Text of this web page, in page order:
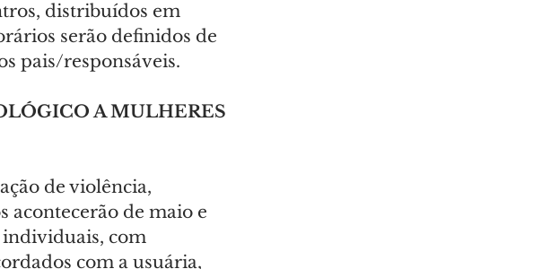
distribuídos em
serão definidos de
pais/responsáveis.
A MULHERES
de violência,
acontecerão de maio e
individuais, com
com a usuária,